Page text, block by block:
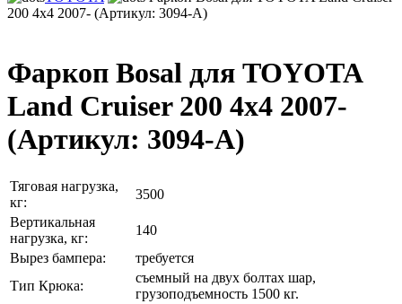
200 4x4 2007- (Артикул: 3094-A)
Фаркоп Bosal для TOYOTA
Land Cruiser 200 4x4 2007-
(Артикул: 3094-A)
Тяговая нагрузка,
кг:
3500
Вертикальная
нагрузка, кг:
140
Вырез бампера:
требуется
Тип Крюка:
съемный на двух болтах шар,
грузоподъемность 1500 кг.